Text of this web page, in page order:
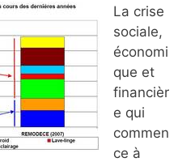
La crise
sociale,
économi
que et
financièr
e qui
commen
ce à